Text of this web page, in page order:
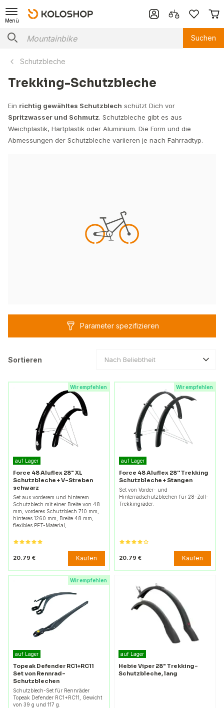
Menü
Suchen
Schutzbleche
Trekking-Schutzbleche
Ein richtig gewähltes Schutzblech schützt Dich vor
Spritzwasser und Schmutz. Schutzbleche gibt es aus
Weichplastik, Hartplastik oder Aluminium. Die Form und die
Abmessungen der Schutzbleche variieren je nach Fahrradtyp.
Parameter spezifizieren
Sortieren Nach Beliebtheit
Wir empfehlen
auf Lager
Force 48 Aluflex 28" XL
Schutzbleche + V-Streben
schwarz
Set aus vorderem und hinterem
Schutzblech mit einer Breite von 48
mm, vorderes Schutzblech 710 mm,
hinteres 1260 mm, Breite 48 mm,
flexibles PET-Material,…
20.79 € Kaufen
Wir empfehlen
auf Lager
Force 48 Aluflex 28'' Trekking
Schutzbleche + Stangen
Set von Vorder- und
Hinterradschutzblechen für 28-Zoll-
Trekkingräder.
20.79 € Kaufen
Wir empfehlen
auf Lager
Topeak Defender RC1+RC11
Set von Rennrad-
Schutzblechen
Schutzblech-Set für Rennräder
Topeak Defender RC1+RC11, Gewicht
von 39 g und 117 g.
auf Lager
Hebie Viper 28" Trekking-
Schutzbleche, lang